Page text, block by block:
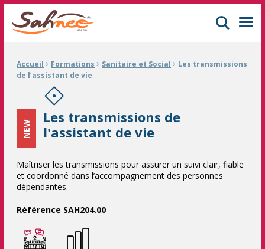
GIFOP Formation Centre de formation continue à Mulhouse
Fil d'Ariane :
Accueil › Formations › Sanitaire et Social › Les transmissions
de l’assistant de vie
Les transmissions de
l'assistant de vie
NEW
Maîtriser les transmissions pour assurer un suivi clair, fiable
et coordonné dans l’accompagnement des personnes
dépendantes.
Référence SAH204.00